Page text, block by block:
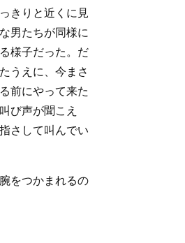
きりと近くに見
男たちが同様に
様子だった。だ
うえに、今まさ
前にやって来た
び声が聞こえ
さして叫んでい
をつかまれるの